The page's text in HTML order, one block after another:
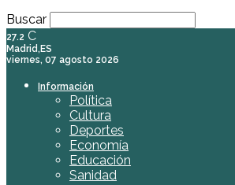
Buscar
27.2 C
Madrid,ES
viernes, 07 agosto 2026
Información
Política
Cultura
Deportes
Economía
Educación
Sanidad